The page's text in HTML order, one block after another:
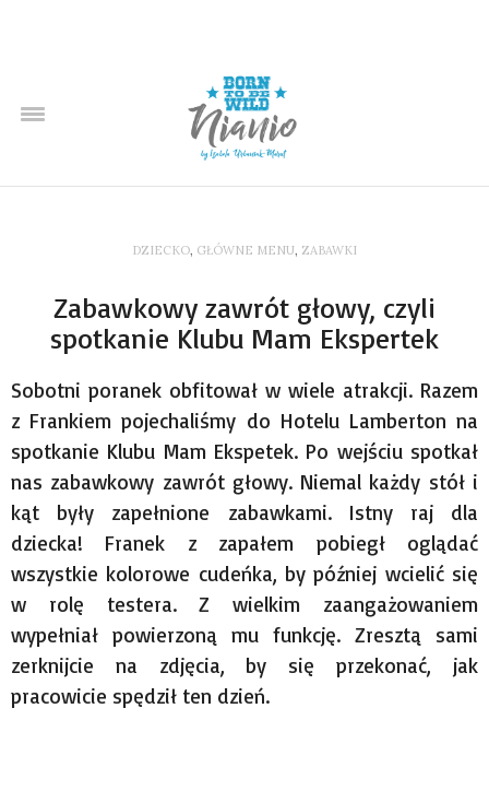
DZIECKO, GŁÓWNE MENU, ZABAWKI
Zabawkowy zawrót głowy, czyli
spotkanie Klubu Mam Ekspertek
Sobotni poranek obfitował w wiele atrakcji. Razem
z Frankiem pojechaliśmy do Hotelu Lamberton na
spotkanie Klubu Mam Ekspetek. Po wejściu spotkał
nas zabawkowy zawrót głowy. Niemal każdy stół i
kąt były zapełnione zabawkami. Istny raj dla
dziecka! Franek z zapałem pobiegł oglądać
wszystkie kolorowe cudeńka, by później wcielić się
w rolę testera. Z wielkim zaangażowaniem
wypełniał powierzoną mu funkcję. Zresztą sami
zerknijcie na zdjęcia, by się przekonać, jak
pracowicie spędził ten dzień.